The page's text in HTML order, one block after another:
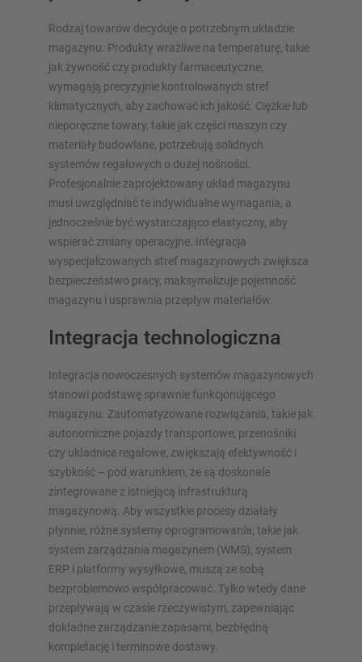
Rodzaj towarów decyduje o potrzebnym układzie
magazynu. Produkty wrażliwe na temperaturę, takie
jak żywność czy produkty farmaceutyczne,
wymagają precyzyjnie kontrolowanych stref
klimatycznych, aby zachować ich jakość. Ciężkie lub
nieporęczne towary, takie jak części maszyn czy
materiały budowlane, potrzebują solidnych
systemów regałowych o dużej nośności.
Profesjonalnie zaprojektowany układ magazynu
musi uwzględniać te indywidualne wymagania, a
jednocześnie być wystarczająco elastyczny, aby
wspierać zmiany operacyjne. Integracja
wyspecjalizowanych stref magazynowych zwiększa
bezpieczeństwo pracy, maksymalizuje pojemność
magazynu i usprawnia przepływ materiałów.
Integracja technologiczna
Integracja nowoczesnych systemów magazynowych
stanowi podstawę sprawnie funkcjonującego
magazynu. Zautomatyzowane rozwiązania, takie jak
autonomiczne pojazdy transportowe, przenośniki
czy układnice regałowe, zwiększają efektywność i
szybkość – pod warunkiem, że są doskonale
zintegrowane z istniejącą infrastrukturą
magazynową. Aby wszystkie procesy działały
płynnie, różne systemy oprogramowania, takie jak
system zarządzania magazynem (WMS), system
ERP i platformy wysyłkowe, muszą ze sobą
bezproblemowo współpracować. Tylko wtedy dane
przepływają w czasie rzeczywistym, zapewniając
dokładne zarządzanie zapasami, bezbłędną
kompletację i terminowe dostawy.